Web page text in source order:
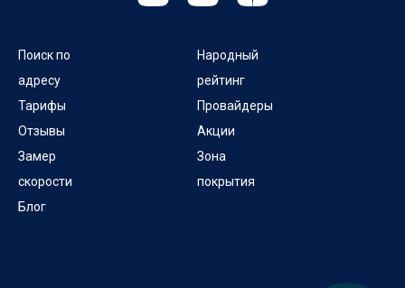
Поиск по
адресу
Тарифы
Отзывы
Замер
скорости
Блог
Народный
рейтинг
Провайдеры
Акции
Зона
покрытия